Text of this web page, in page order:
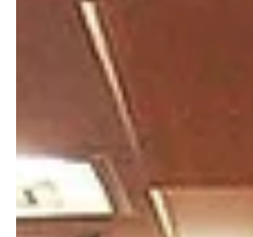
Grande Loja Nacional
Portuguesa (GLNP) :
Gardienne de la Tradition
Maçonnique